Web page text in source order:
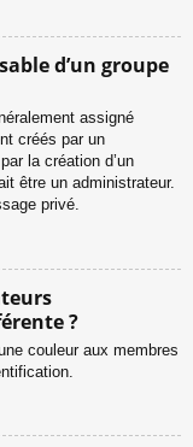
d’un groupe
assigné
créés par un
la création d’un
être un administrateur.
privé.
?
couleur aux membres